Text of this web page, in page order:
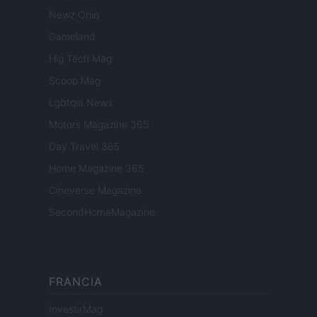
Newz Ohio
Gameland
Hig Tech Mag
Scoop Mag
Lgbtqia News
Motors Magazine 365
Day Travel 365
Home Magazine 365
Cineverse Magazine
SecondHomeMagazine
FRANCIA
InvestirMag